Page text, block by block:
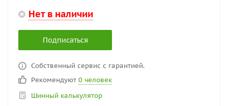
Нет в наличии
Подписаться
Собственный сервис с гарантией.
Рекомендуют 0 человек
Шинный калькулятор